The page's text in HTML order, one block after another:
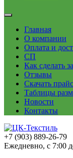
Главная
О компании
Оплата и
СП
Как сделать
Отзывы
Скачать прайс
Таблицы
Новости
Контакты
+7 (903) 889-26-79
Ежедневно, с 7:00